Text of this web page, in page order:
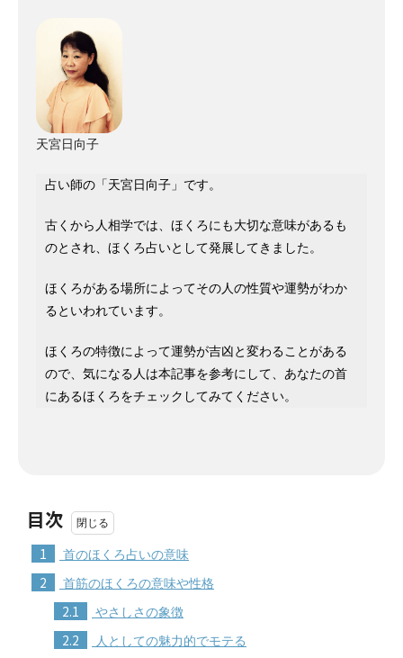
天宮日向子
占い師の「天宮日向子」です。
古くから人相学では、ほくろにも大切な意味があるも
のとされ、ほくろ占いとして発展してきました。
ほくろがある場所によってその人の性質や運勢がわか
るといわれています。
ほくろの特徴によって運勢が吉凶と変わることがある
ので、気になる人は本記事を参考にして、あなたの首
にあるほくろをチェックしてみてください。
目次
1 首のほくろ占いの意味
2 首筋のほくろの意味や性格
2.1 やさしさの象徴
2.2 人としての魅力的でモテる